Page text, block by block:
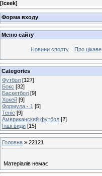
[Iceek]
Форма входу
Меню сайту
Новини спорту Про цікаве
Categories
Футбол [127]
Бокс [32]
Баскетбол [9]
Хокей [9]
Формула - 1 [5]
Теніс [9]
Американский футбол [2]
Інші види [15]
Головна » 22121
Матеріалів немає